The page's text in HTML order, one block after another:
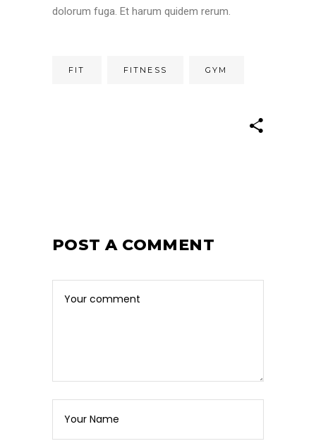
dolorum fuga. Et harum quidem rerum.
FIT FITNESS GYM
POST A COMMENT